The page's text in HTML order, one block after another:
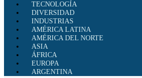
TECNOLOGÍA
DIVERSIDAD
INDUSTRIAS
AMÉRICA LATINA
AMÉRICA DEL NORTE
ASIA
ÁFRICA
EUROPA
ARGENTINA